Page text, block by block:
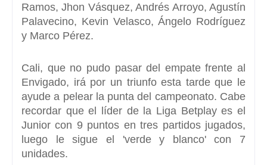
Ramos, Jhon Vásquez, Andrés Arroyo, Agustín
Palavecino, Kevin Velasco, Ángelo Rodríguez
y Marco Pérez.
Cali, que no pudo pasar del empate frente al
Envigado, irá por un triunfo esta tarde que le
ayude a pelear la punta del campeonato. Cabe
recordar que el líder de la Liga Betplayes el
Junior con 9 puntos en tres partidos jugados,
luego le sigue el 'verde y blanco' con 7
unidades.